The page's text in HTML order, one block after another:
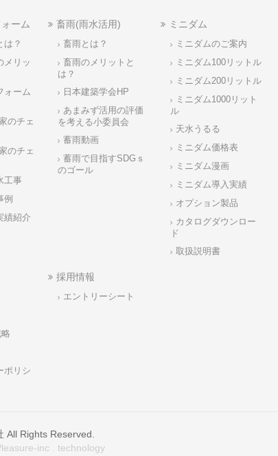
ーム
は？
メリッ
ォーム
のチェ
のチェ
工事
例
績紹介
畜雨(雨水活用)
畜雨とは？
畜雨のメリットと
は？
日本建築学会HP
あまみず活用の評価
を考える小委員会
蓄雨動画
蓄雨で目指すSDGｓ
のゴール
ミニダム
ミニダムのご案内
ミニダム100リットル
ミニダム200リットル
ミニダム1000リット
ル
天水うるる
ミニダム価格表
ミニダム漫画
ミニダム導入実績
オプション製品
カタログダウンロー
ド
取扱説明書
ポリシ
採用情報
エントリーシート
All Rights Reserved.
inc . technology